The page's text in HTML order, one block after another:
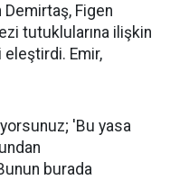
Demirtaş, Figen
tutuklularına ilişkin
eleştirdi. Emir,
'Bu yasa
burada